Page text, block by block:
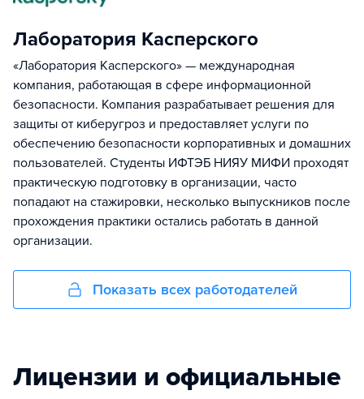
Лаборатория Касперского
«Лаборатория Касперского» — международная
компания, работающая в сфере информационной
безопасности. Компания разрабатывает решения для
защиты от киберугроз и предоставляет услуги по
обеспечению безопасности корпоративных и домашних
пользователей. Студенты ИФТЭБ НИЯУ МИФИ проходят
практическую подготовку в организации, часто
попадают на стажировки, несколько выпускников после
прохождения практики остались работать в данной
организации.
Показать всех работодателей
Лицензии и официальные